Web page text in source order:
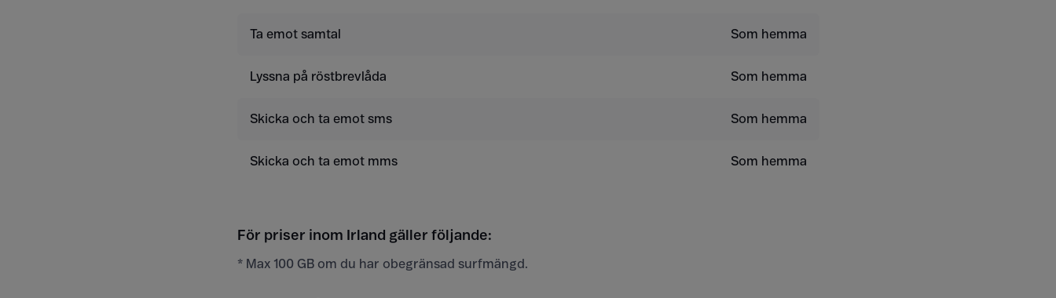
Ta emot samtal Som hemma
Lyssna på röstbrevlåda Som hemma
Skicka och ta emot sms Som hemma
Skicka och ta emot mms Som hemma
För priser inom Irland gäller följande:
* Max 100 GB om du har obegränsad surfmängd.